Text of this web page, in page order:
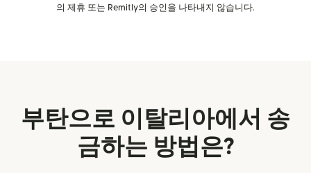
의 제휴 또는 Remitly의 승인을 나타내지 않습니다.
부탄으로 이탈리아에서 송
금하는 방법은?